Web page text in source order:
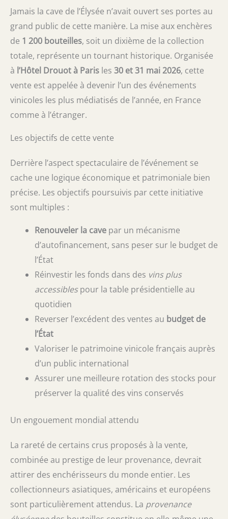
Jamais la cave de l’Élysée n’avait ouvert ses portes au
grand public de cette manière. La mise aux enchères
de 1 200 bouteilles, soit un dixième de la collection
totale, représente un tournant historique. Organisée
à l’Hôtel Drouot à Paris les 30 et 31 mai 2026, cette
vente est appelée à devenir l’un des événements
vinicoles les plus médiatisés de l’année, en France
comme à l’étranger.
Les objectifs de cette vente
Derrière l’aspect spectaculaire de l’événement se
cache une logique économique et patrimoniale bien
précise. Les objectifs poursuivis par cette initiative
sont multiples :
Renouveler la cave par un mécanisme
d’autofinancement, sans peser sur le budget de
l’État
Réinvestir les fonds dans des vins plus
accessiblespour la table présidentielle au
quotidien
Reverser l’excédent des ventes au budget de
l’État
Valoriser le patrimoine vinicole français auprès
d’un public international
Assurer une meilleure rotation des stocks pour
préserver la qualité des vins conservés
Un engouement mondial attendu
La rareté de certains crus proposés à la vente,
combinée au prestige de leur provenance, devrait
attirer des enchérisseurs du monde entier. Les
collectionneurs asiatiques, américains et européens
sont particulièrement attendus. La provenance